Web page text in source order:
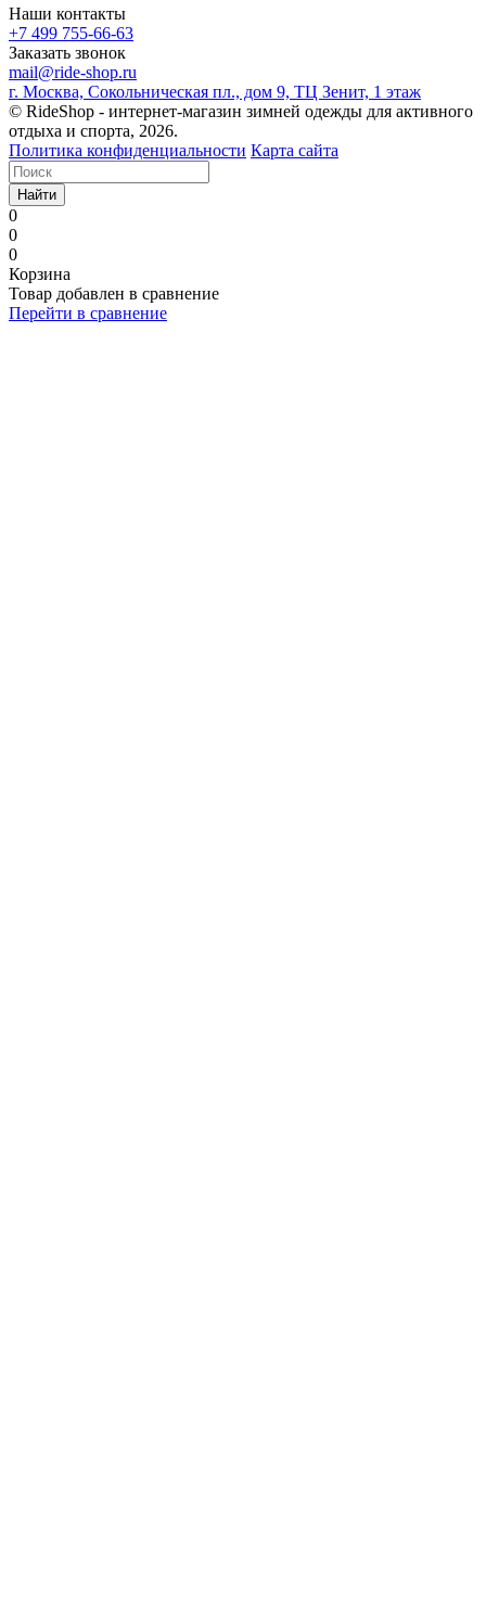
Наши контакты
+7 499 755-66-63
Заказать звонок
mail@ride-shop.ru
г. Москва, Сокольническая пл., дом 9, ТЦ Зенит, 1 этаж
© RideShop - интернет-магазин зимней одежды для активного
отдыха и спорта, 2026.
Политика конфиденциальности Карта сайта
Найти
0
0
0
Корзина
Товар добавлен в сравнение
Перейти в сравнение